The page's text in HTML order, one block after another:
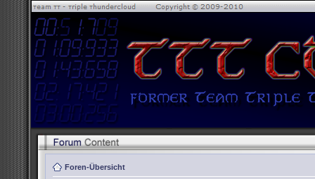
Foren-Übersicht